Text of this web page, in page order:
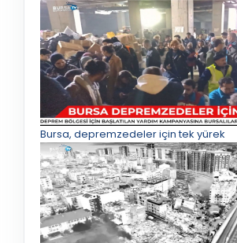
Bursa, depremzedeler için tek yürek